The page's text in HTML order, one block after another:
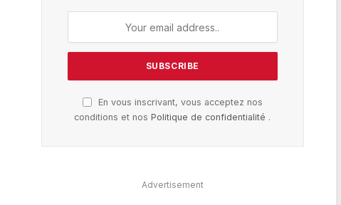
En vous inscrivant, vous acceptez nos
conditions et nosPolitique de confidentialité .
Advertisement